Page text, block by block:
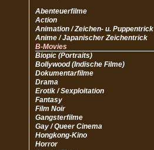
Abenteuerfilme
Action
Animation / Zeichen- u. Puppentrick
Anime / Japanischer Zeichentrick
B-Movies
Biopic (Portraits)
Bollywood (Indische Filme)
Dokumentarfilme
Drama
Erotik / Sexploitation
Fantasy
Film Noir
Gangsterfilme
Gay / Queer Cinema
Hongkong-Kino
Horror